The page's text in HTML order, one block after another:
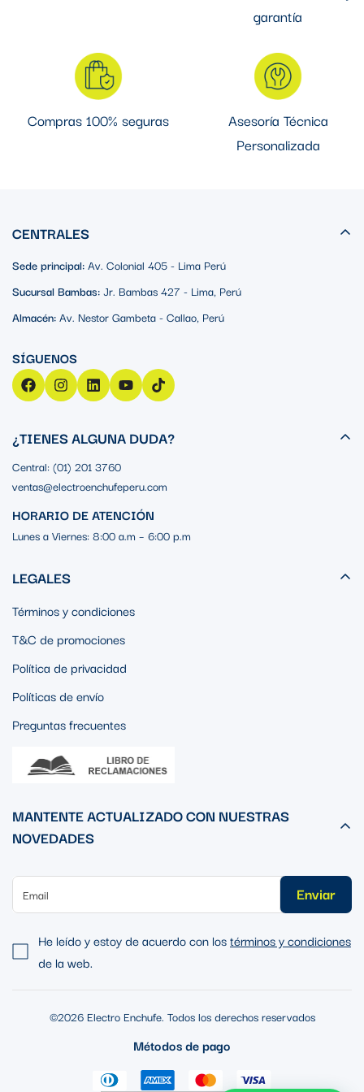
garantía
Compras 100% seguras
Asesoría Técnica
Personalizada
CENTRALES
Sede principal:Av. Colonial 405 - Lima Perú
Sucursal Bambas:Jr. Bambas 427 - Lima, Perú
Almacén:Av. Nestor Gambeta - Callao, Perú
¿TIENES ALGUNA DUDA?
Central: (01) 201 3760
ventas@electroenchufeperu.com
HORARIO DE ATENCIÓN
Lunes a Viernes: 8:00 a.m – 6:00 p.m
LEGALES
Términos y condiciones
T&C de promociones
Política de privacidad
Políticas de envío
Preguntas frecuentes
MANTENTE ACTUALIZADO CON NUESTRAS
NOVEDADES
Enviar
He leído y estoy de acuerdo con lostérminos y condiciones
de la web.
©2026 Electro Enchufe. Todos los derechos reservados
Métodos de pago